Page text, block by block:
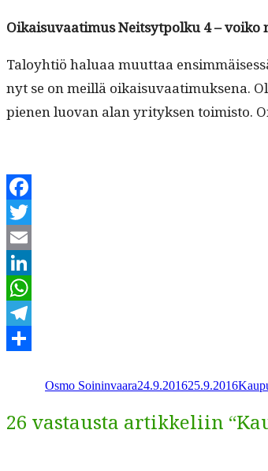
Oikaisu­vaa­timus Neit­syt­polku 4 –
Taloy­htiö halu­aa muut­taa
nyt se on meil­lä oikaisu­vaa­timuk­se­na.
pienen luo­van alan yri­tyk­sen toimis­to.
Facebook
Twitter
Email
LinkedIn
WhatsApp
Telegram
Osmo Soininvaara24.9.201625.9.2016
26 vastausta artikkeliin